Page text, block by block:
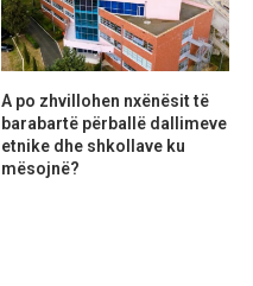
A po zhvillohen nxënësit të
barabartë përballë dallimeve
etnike dhe shkollave ku
mësojnë?